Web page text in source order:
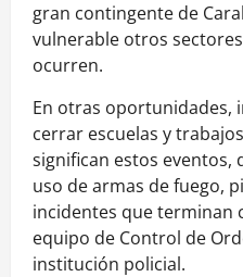
gran contingente de
vulnerable otros
ocurren.
En otras oportunidades,
cerrar escuelas y
significan estos eventos,
uso de armas de fuego,
incidentes que terminan
equipo de Control de
institución policial.